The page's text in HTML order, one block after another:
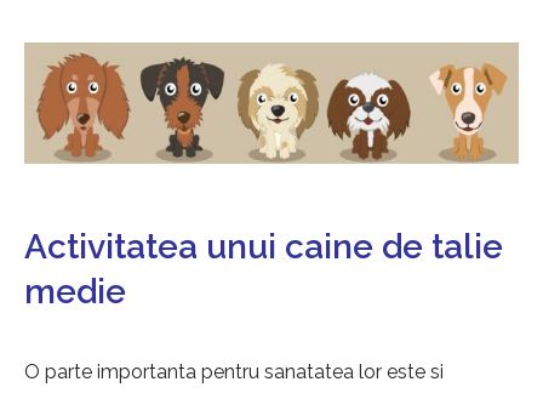
Activitatea unui caine de talie
medie
O parte importanta pentru sanatatea lor este si